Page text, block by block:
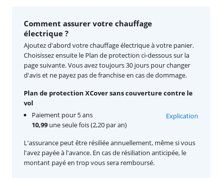
Comment assurer votre chauffage
électrique ?
Ajoutez d'abord votre chauffage électrique à votre panier.
Choisissez ensuite le Plan de protection ci-dessous sur la
page suivante. Vous avez toujours 30 jours pour changer
d'avis et ne payez pas de franchise en cas de dommage.
Plan de protection XCover sans couverture contre le
vol
Paiement pour 5 ans
10,99 une seule fois (2,20 par an)
Explication
L'assurance peut être résiliée annuellement, même si vous
l'avez payée à l'avance. En cas de résiliation anticipée, le
montant payé en trop vous sera remboursé.